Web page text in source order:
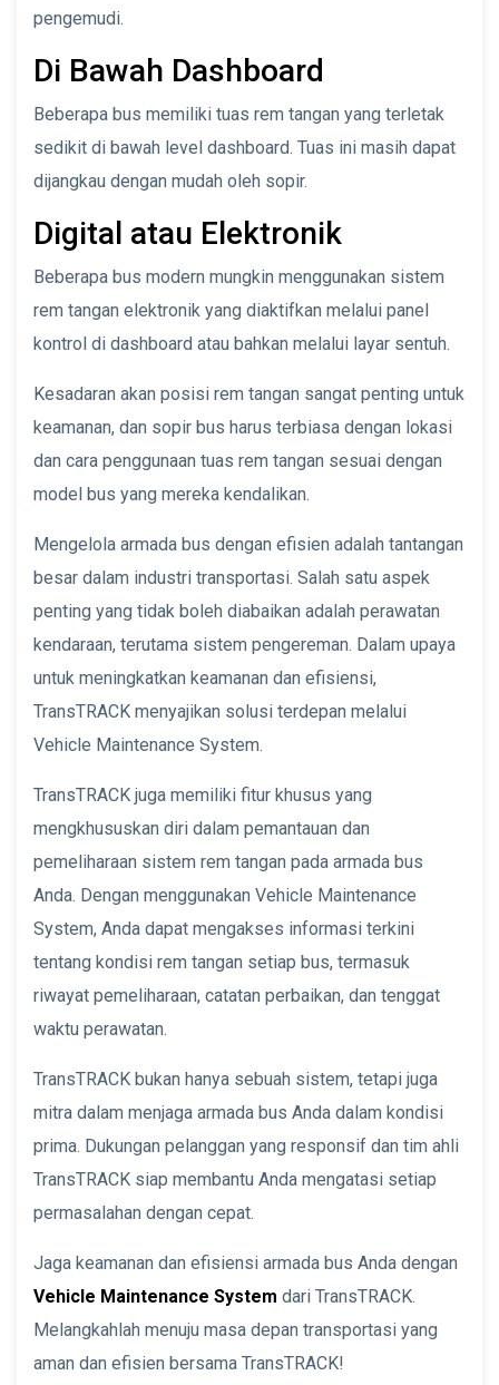
pengemudi.
Di Bawah Dashboard
Beberapa bus memiliki tuas rem tangan yang terletak
sedikit di bawah level dashboard. Tuas ini masih dapat
dijangkau dengan mudah oleh sopir.
Digital atau Elektronik
Beberapa bus modern mungkin menggunakan sistem
rem tangan elektronik yang diaktifkan melalui panel
kontrol di dashboard atau bahkan melalui layar sentuh.
Kesadaran akan posisi rem tangan sangat penting untuk
keamanan, dan sopir bus harus terbiasa dengan lokasi
dan cara penggunaan tuas rem tangan sesuai dengan
model bus yang mereka kendalikan.
Mengelola armada bus dengan efisien adalah tantangan
besar dalam industri transportasi. Salah satu aspek
penting yang tidak boleh diabaikan adalah perawatan
kendaraan, terutama sistem pengereman. Dalam upaya
untuk meningkatkan keamanan dan efisiensi,
TransTRACK menyajikan solusi terdepan melalui
Vehicle Maintenance System.
TransTRACK juga memiliki fitur khusus yang
mengkhususkan diri dalam pemantauan dan
pemeliharaan sistem rem tangan pada armada bus
Anda. Dengan menggunakan Vehicle Maintenance
System, Anda dapat mengakses informasi terkini
tentang kondisi rem tangan setiap bus, termasuk
riwayat pemeliharaan, catatan perbaikan, dan tenggat
waktu perawatan.
TransTRACK bukan hanya sebuah sistem, tetapi juga
mitra dalam menjaga armada bus Anda dalam kondisi
prima. Dukungan pelanggan yang responsif dan tim ahli
TransTRACK siap membantu Anda mengatasi setiap
permasalahan dengan cepat.
Jaga keamanan dan efisiensi armada bus Anda dengan
Vehicle Maintenance System dari TransTRACK.
Melangkahlah menuju masa depan transportasi yang
aman dan efisien bersama TransTRACK!